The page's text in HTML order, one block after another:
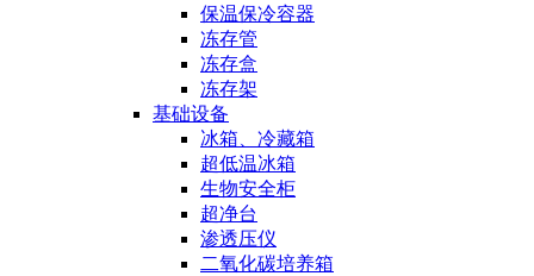
保温保冷容器
冻存管
冻存盒
冻存架
基础设备
冰箱、冷藏箱
超低温冰箱
生物安全柜
超净台
渗透压仪
二氧化碳培养箱